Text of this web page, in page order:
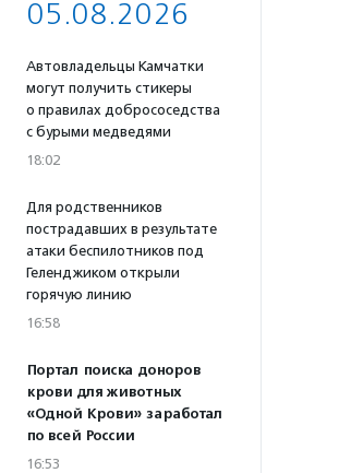
05.08.2026
Автовладельцы Камчатки
могут получить стикеры
о правилах добрососедства
с бурыми медведями
18:02
Для родственников
пострадавших в результате
атаки беспилотников под
Геленджиком открыли
горячую линию
16:58
Портал поиска доноров
крови для животных
«Одной Крови» заработал
по всей России
16:53